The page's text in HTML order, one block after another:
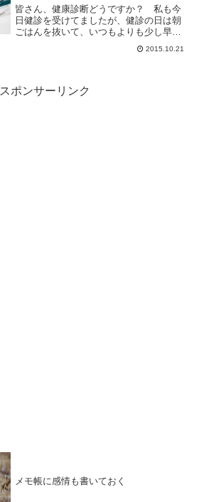
皆さん、健康診断どうですか？ 私も今
日健診を受けてましたが、健診の日は朝
ごはんを抜いて、いつもよりも少し早い
列車で出勤する必要があって、いつもの
生活リズムが崩れる！おなかすいた！っ
2015.10.21
スポンサーリンク
メモ帳に感情も書いておく